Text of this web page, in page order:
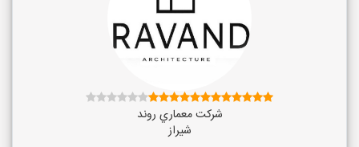
شركت معماري روند
شیراز